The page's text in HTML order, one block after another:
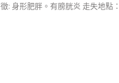
: 身形肥胖。有膀胱炎 走失地點